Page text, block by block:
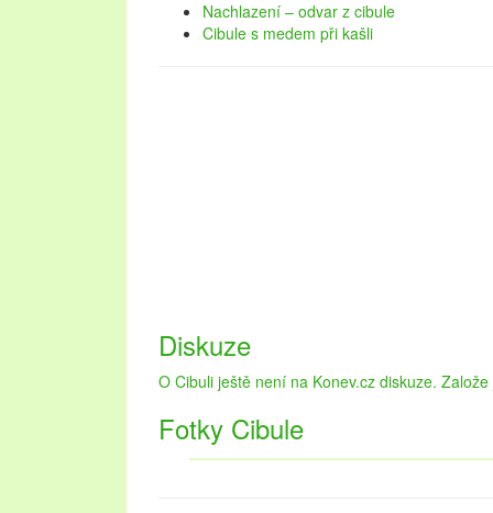
Nachlazení – odvar z cibule
Cibule s medem při kašli
Oblast Lednicko-valtického areálu
krásné zahrady. Pojďte strávit dovolenou na
navštěvovaných městech na stránkách
upřednostňujete přírodu a les, vyberte si
Dovolená v této lokalitě se vyplatí v každém
vinobraní.
Diskuze
O Cibuli ještě není na Konev.cz diskuze. Založe
Fotky Cibule